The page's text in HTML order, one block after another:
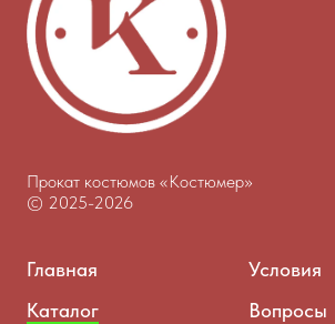
Прокат костюмов «Костюмер»
© 2025-2026
Главная
Каталог
Условия
Вопросы